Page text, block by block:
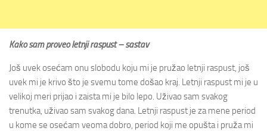
Kako sam proveo letnji raspust – sastav
Još uvek osećam onu slobodu koju mi je pružao letnji raspust, još
uvek mi je krivo što je svemu tome došao kraj. Letnji raspust mi je u
velikoj meri prijao i zaista mi je bilo lepo. Uživao sam svakog
trenutka, uživao sam svakog dana. Letnji raspust je za mene period
u kome se osećam veoma dobro, period koji me opušta i pruža mi